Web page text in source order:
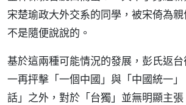
宋楚瑜政大外交系的同學，被宋倚為
不是隨便說說的。
基於這兩種可能情況的發展，彭氏返
一再抨擊「一個中國」與「中國統一
話」之外，對於「台獨」並無明顯主